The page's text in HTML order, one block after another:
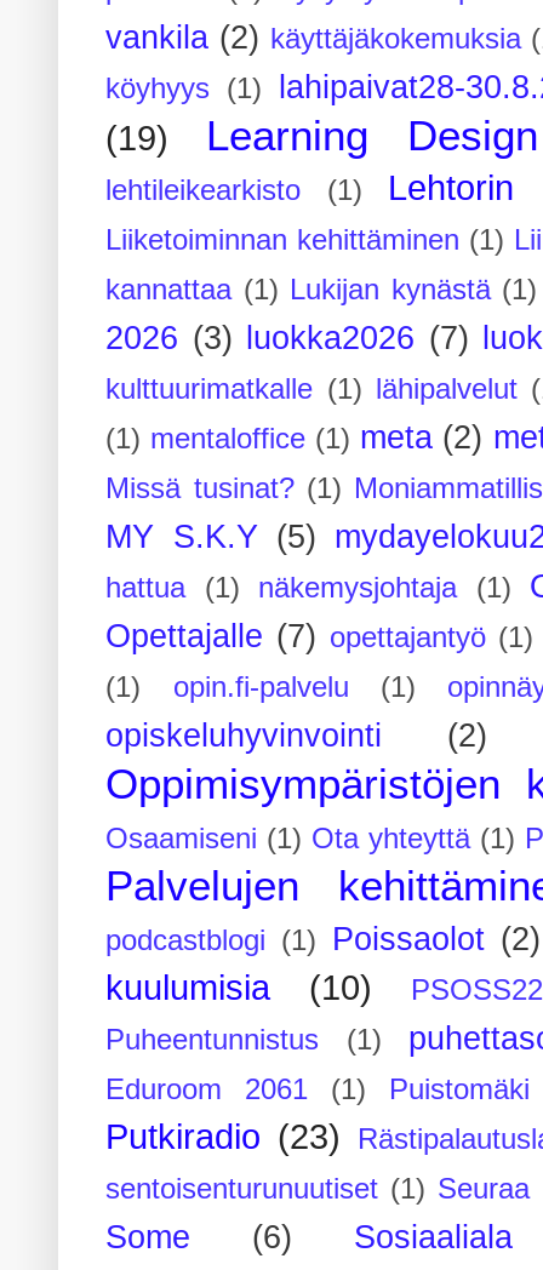
vankila (2) käyttäjäkokemuksia
köyhyys
(1) lahipaivat28-
(19) Learning Design
lehtileikearkisto (1) Lehtorin
Liiketoiminnan kehittäminen (1)
kannattaa (1) Lukijan kynästä (1)
2026 (3) luokka2026 (7)
kulttuurimatkalle (1) lähipalvelut
(1) mentaloffice (1) meta (2)
Missä tusinat? (1)
MY S.K.Y (5)
hattua (1) näkemysjohtaja (1)
Opettajalle (7) opettajantyö (1)
(1)
opin.fi-palvelu (1)
opiskeluhyvinvointi (2)
Oppimisympäristöjen
Osaamiseni (1) Ota yhteyttä (1)
Palvelujen
podcastblogi (1) Poissaolot (2)
kuulumisia (10)
Puheentunnistus
(1)
Eduroom 2061 (1)
Putkiradio (23)
sentoisenturunuutiset (1) Seuraa
Some (6) Sosiaaliala